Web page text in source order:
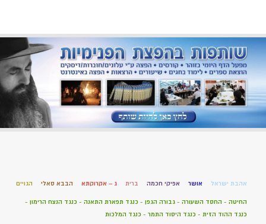
אהבת ישראל אושר אפיקי חכמה ברית ג – אקרוקתא הבבא סאלי הגויים
החיטה - החסד השעורה - גבורה הגפן - כנגד תפארת התאנה - כנגד הנצח הרימון -
כנגד ההוד הזית - כנגד היסוד התמר - כנגד המלכות